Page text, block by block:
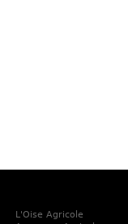
L'Oise Agricole